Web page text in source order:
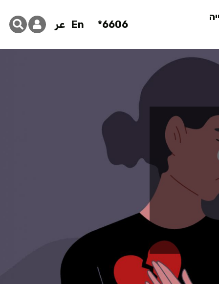
6606*
En عر